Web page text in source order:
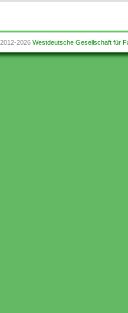
2026 Westdeutsche Gesellschaft für